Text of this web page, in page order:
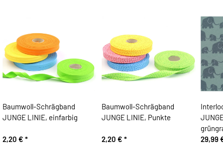
Baumwoll-Schrägband
JUNGE LINIE, einfarbig
2,20 € *
Baumwoll-Schrägband
JUNGE LINIE, Punkte
2,20 € *
29,99